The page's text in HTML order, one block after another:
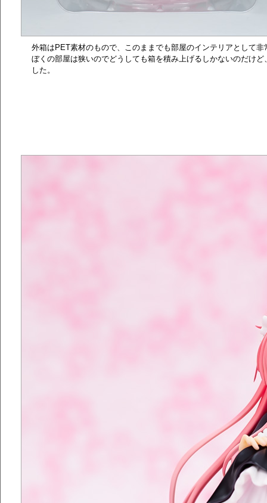
外箱はPET素材のもので、このままでも部屋のインテリアとして非
ぼくの部屋は狭いのでどうしても箱を積み上げるしかないのだけ
した。